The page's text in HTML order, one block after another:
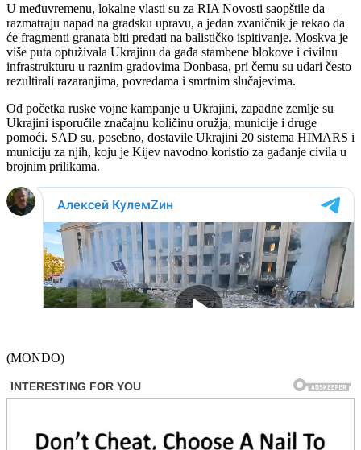
U međuvremenu, lokalne vlasti su za RIA Novosti saopštile da
razmatraju napad na gradsku upravu, a jedan zvaničnik je rekao da
će fragmenti granata biti predati na balističko ispitivanje. Moskva je
više puta optuživala Ukrajinu da gađa stambene blokove i civilnu
infrastrukturu u raznim gradovima Donbasa, pri čemu su udari često
rezultirali razaranjima, povredama i smrtnim slučajevima.
Od početka ruske vojne kampanje u Ukrajini, zapadne zemlje su
Ukrajini isporučile značajnu količinu oružja, municije i druge
pomoći. SAD su, posebno, dostavile Ukrajini 20 sistema HIMARS i
municiju za njih, koju je Kijev navodno koristio za gađanje civila u
brojnim prilikama.
(MONDO)